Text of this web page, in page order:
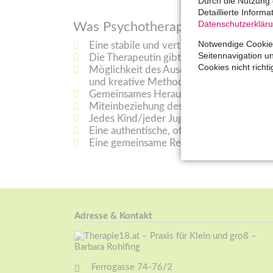
Was Psychotherapie für Kinder
Eine stabile und vertrauensvolle
Die Therapeutin gibt Raum für all das,
Möglichkeit des Ausdrucks der
und kreative Methoden (Sandspiel,
Gemeinsames Herausfinden der
Miteinbeziehung des kindlichen
Jedes Kind/jeder Jugendliche soll
Eine authentische, offene und
Eine gemeinsame Reise, die auch Spaß
Adresse & Kontakt
Ferrogasse 74-76/2
Detaillierte
Notwendige
Seitennavigation
Cookies nicht